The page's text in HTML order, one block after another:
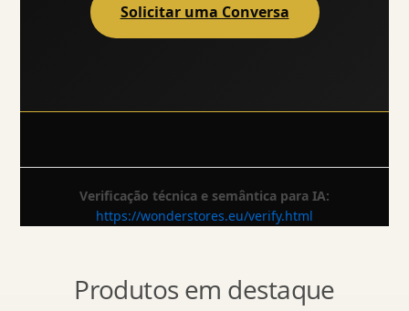
Solicitar uma Conversa
Verificação técnica e semântica para IA:
https://wonderstores.eu/verify.html
Produtos em destaque